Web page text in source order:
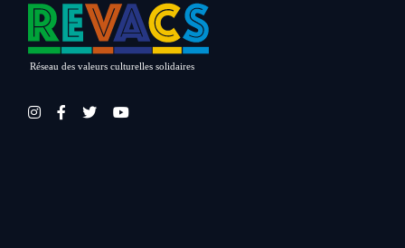
Réseau des valeurs culturelles solidaires